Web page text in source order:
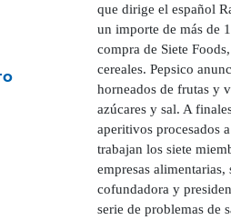
que dirige el español
un importe de más de
compra de Siete
cereales. Pepsico
horneados de frutas y
azúcares y sal. A
aperitivos procesados
trabajan los siete
empresas
cofundadora y
serie de problemas de